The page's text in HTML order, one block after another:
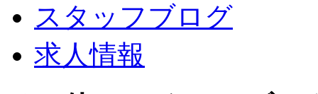
スタッフブログ
求人情報